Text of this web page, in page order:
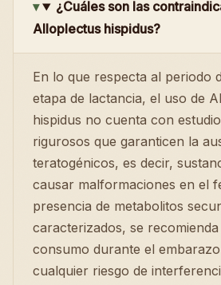
¿Cuáles son las
Alloplectus hispidus?
En lo que respecta al periodo
etapa de lactancia, el uso de
hispidus no cuenta con
rigurosos que garanticen la
teratogénicos, es decir,
causar malformaciones en el
presencia de metabolitos
caracterizados, se
consumo durante el
cualquier riesgo de